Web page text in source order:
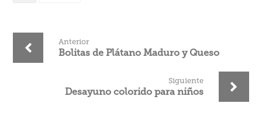
Anterior
Bolitas de Plátano Maduro y Queso
Siguiente
Desayuno colorido para niños